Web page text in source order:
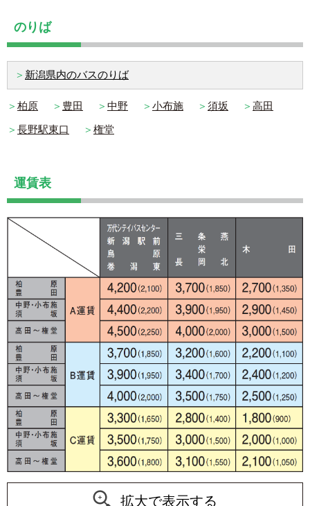
のりば
＞ 新潟県内のバスのりば
＞ 柏原 ＞ 豊田 ＞ 中野 ＞ 小布施 ＞ 須坂 ＞ 高田
＞ 長野駅東口 ＞ 権堂
運賃表
拡大で表示する